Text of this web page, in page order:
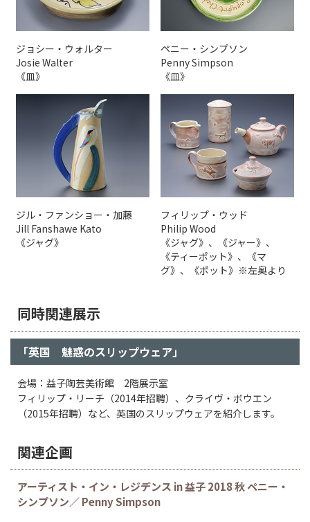
ジョシー・ウォルター
Josie Walter
《皿》
ペニー・シンプソン
Penny Simpson
《皿》
ジル・ファンショー・加藤
Jill Fanshawe Kato
《ジャグ》
フィリップ・ウッド
Philip Wood
《ジャグ》、《ジャー》、
《ティーポット》、《マ
グ》、《ポット》※左奥より
同時関連展示
「英国 魅惑のスリップウェア」
会場：益子陶芸美術館 2階展示室
フィリップ・リーチ（2014年招聘）、クライヴ・ボウエン
（2015年招聘）など、英国のスリップウェアを紹介します。
関連企画
アーティスト・イン・レジデンス in 益子 2018 秋 ペニー・
シンプソン／ Penny Simpson